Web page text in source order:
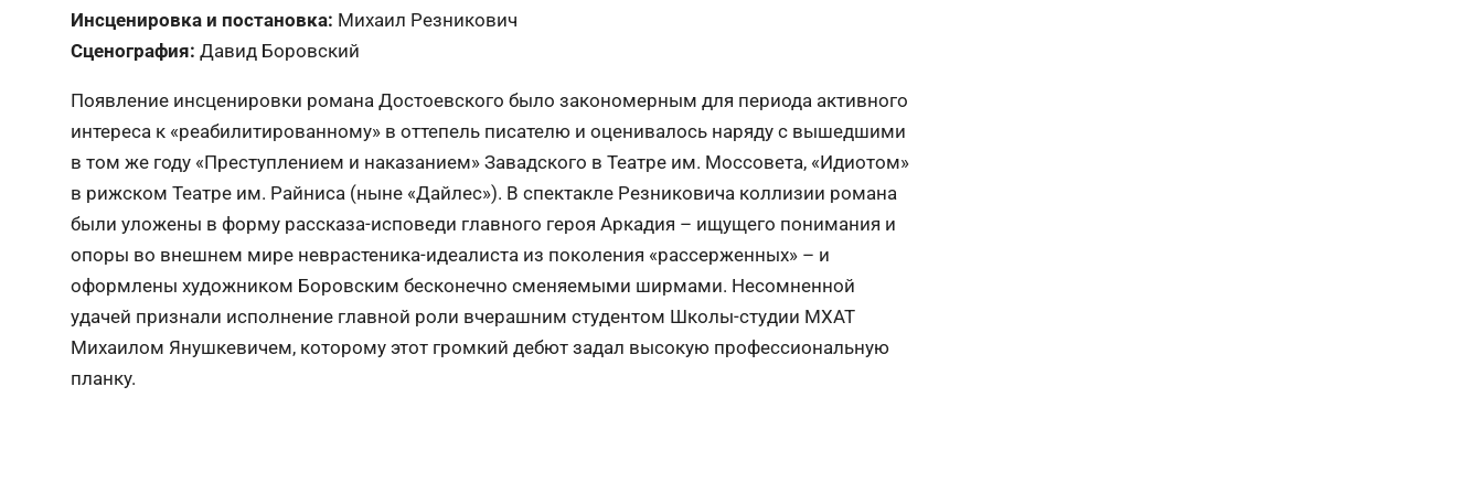
Инсценировка и постановка: Михаил Резникович
Сценография: Давид Боровский
Появление инсценировки романа Достоевского было закономерным для периода активного
интереса к «реабилитированному» в оттепель писателю и оценивалось наряду с вышедшими
в том же году «Преступлением и наказанием» Завадского в Театре им. Моссовета, «Идиотом»
в рижском Театре им. Райниса (ныне «Дайлес»). В спектакле Резниковича коллизии романа
были уложены в форму рассказа-исповеди главного героя Аркадия – ищущего понимания и
опоры во внешнем мире неврастеника-идеалиста из поколения «рассерженных» – и
оформлены художником Боровским бесконечно сменяемыми ширмами. Несомненной
удачей признали исполнение главной роли вчерашним студентом Школы-студии МХАТ
Михаилом Янушкевичем, которому этот громкий дебют задал высокую профессиональную
планку.